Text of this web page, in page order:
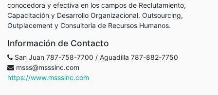
conocedora y efectiva en los campos de Reclutamiento,
Capacitación y Desarrollo Organizacional, Outsourcing,
Outplacement y Consultoría de Recursos Humanos.
Información de Contacto
San Juan 787-758-7700 / Aguadilla 787-882-7750
msss@msssinc.com
https://www.msssinc.com